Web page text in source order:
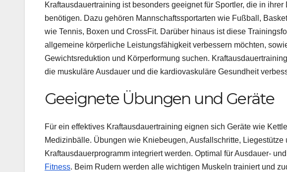
Kraftausdauertraining ist besonders geeignet für Sportler, die in
benötigen. Dazu gehören Mannschaftssportarten wie Fußball,
wie Tennis, Boxen und CrossFit. Darüber hinaus ist diese
allgemeine körperliche Leistungsfähigkeit verbessern möchten,
Gewichtsreduktion und Körperformung suchen.
die muskuläre Ausdauer und die kardiovaskuläre Gesundheit
Geeignete Übungen und Geräte
Für ein effektives Kraftausdauertraining eignen sich Geräte wie
Medizinbälle. Übungen wie Kniebeugen, Ausfallschritte,
Kraftausdauerprogramm integriert werden. Optimal für Ausdauer-
Fitness. Beim Rudern werden alle wichtigen Muskeln trainiert und